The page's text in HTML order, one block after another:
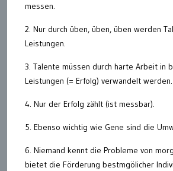
messen.
2. Nur durch üben, üben, üben werden
Leistungen.
3. Talente müssen durch harte Arbeit in
Leistungen (= Erfolg) verwandelt werden.
4. Nur der Erfolg zählt (ist messbar).
5. Ebenso wichtig wie Gene sind die
6. Niemand kennt die Probleme von
bietet die Förderung bestmgölicher